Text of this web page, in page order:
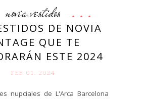
novia,vestidos
DE NOVIA
QUE TE
ESTE 2024
FEB 01. 2024
nupciales de L'Arca Barcelona